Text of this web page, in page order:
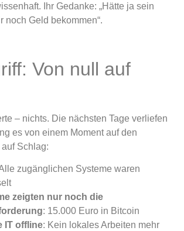
Ihr Gedanke: „Hätte ja sein
noch Geld bekommen“.
Von null auf
– nichts. Die nächsten Tage verliefen
es von einem Moment auf den
Schlag:
zugänglichen Systeme waren
zeigten nur noch die
: 15.000 Euro in Bitcoin
IT offline: Kein lokales Arbeiten mehr